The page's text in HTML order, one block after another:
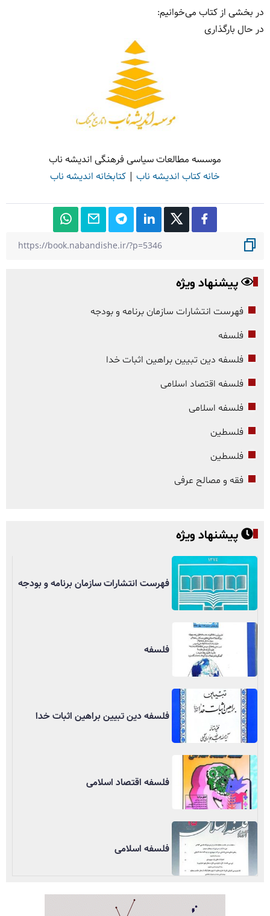
در بخشی از کتاب می‌خوانیم:
در حال بارگذاری
موسسه مطالعات سیاسی فرهنگی اندیشه ناب
خانه کتاب اندیشه ناب | کتابخانه اندیشه ناب
پیشنهاد ویژه
فهرست انتشارات سازمان برنامه و بودجه
فلسفه
فلسفه دین تبیین براهین اثبات خدا
فلسفه اقتصاد اسلامی
فلسفه اسلامی
فلسطین
فلسطین
فقه و مصالح عرفی
پیشنهاد ویژه
فهرست انتشارات سازمان برنامه و بودجه
فلسفه
فلسفه دین تبیین براهین اثبات خدا
فلسفه اقتصاد اسلامی
فلسفه اسلامی